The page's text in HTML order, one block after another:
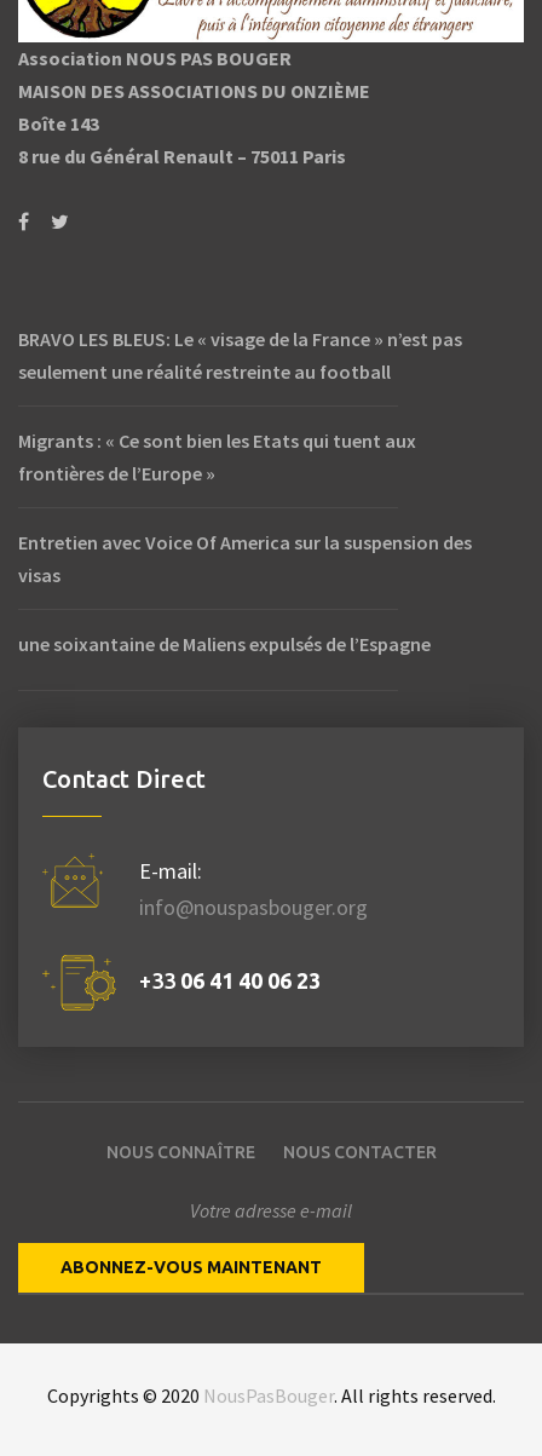
Association NOUS PAS BOUGER
MAISON DES ASSOCIATIONS DU ONZIÈME
Boîte 143
8 rue du Général Renault – 75011 Paris
BRAVO LES BLEUS: Le « visage de la France » n’est pas
seulement une réalité restreinte au football
Migrants : « Ce sont bien les Etats qui tuent aux
frontières de l’Europe »
Entretien avec Voice Of America sur la suspension des
visas
une soixantaine de Maliens expulsés de l’Espagne
Contact Direct
E-mail:
info@nouspasbouger.org
+33 06 41 40 06 23
NOUS CONNAÎTRE NOUS CONTACTER
Copyrights © 2020 NousPasBouger. All rights reserved.